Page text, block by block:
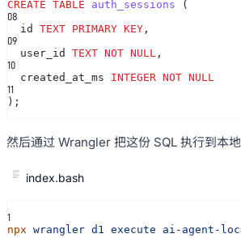
CREATE TABLE auth_sessions (
08
id TEXT PRIMARY KEY ,
09
user_id TEXT NOT NULL ,
10
created_at_ms INTEGER NOT NULL
11
);
然后通过 Wrangler 把这份 SQL 执行到本地
index.bash
1
npx wrangler d1 execute ai-agent-